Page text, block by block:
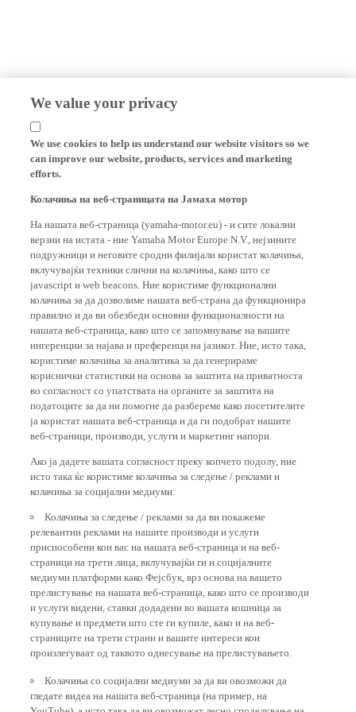
We value your privacy
We use cookies to help us understand our website visitors so we
can improve our website, products, services and marketing
efforts.
Колачиња на веб-страницата на Јамаха мотор
На нашата веб-страница (yamaha-motor.eu) - и сите локални
верзии на истата - ние Yamaha Motor Europe N.V., нејзините
подружници и неговите сродни филијали користат колачиња,
вклучувајќи техники слични на колачиња, како што се
javascript и web beacons. Ние користиме функционални
колачиња за да дозволиме нашата веб-страна да функционира
правилно и да ви обезбеди основни функционалности на
нашата веб-страница, како што се запомнување на вашите
ингеренции за најава и преференци на јазикот. Ние, исто така,
користиме колачиња за аналитика за да генерираме
кориснички статистики на основа за заштита на приватноста
во согласност со упатствата на органите за заштита на
податоците за да ни помогне да разбереме како посетителите
ја користат нашата веб-страница и да ги подобрат нашите
веб-страници, производи, услуги и маркетинг напори.
Ако ја дадете вашата согласност преку копчето подолу, ние
исто така ќе користиме колачиња за следење / реклами и
колачиња за социјални медиуми:
Колачиња за следење / реклами за да ви покажеме
релевантни реклами на нашите производи и услуги
приспособени кон вас на нашата веб-страница и на веб-
страници на трети лица, вклучувајќи ги и социјалните
медиуми платформи како Фејсбук, врз основа на вашето
прелистување на нашата веб-страница, како што се производи
и услуги видени, ставки додадени во вашата кошница за
купување и предмети што сте ги купиле, како и на веб-
страниците на трети страни и вашите интереси кои
произлегуваат од таквото однесување на прелистувањето.
Колачиња со социјални медиуми за да ви овозможи да
гледате видеа на нашата веб-страница (на пример, на
YouTube), а исто така да ви овозможат лесно споделување на